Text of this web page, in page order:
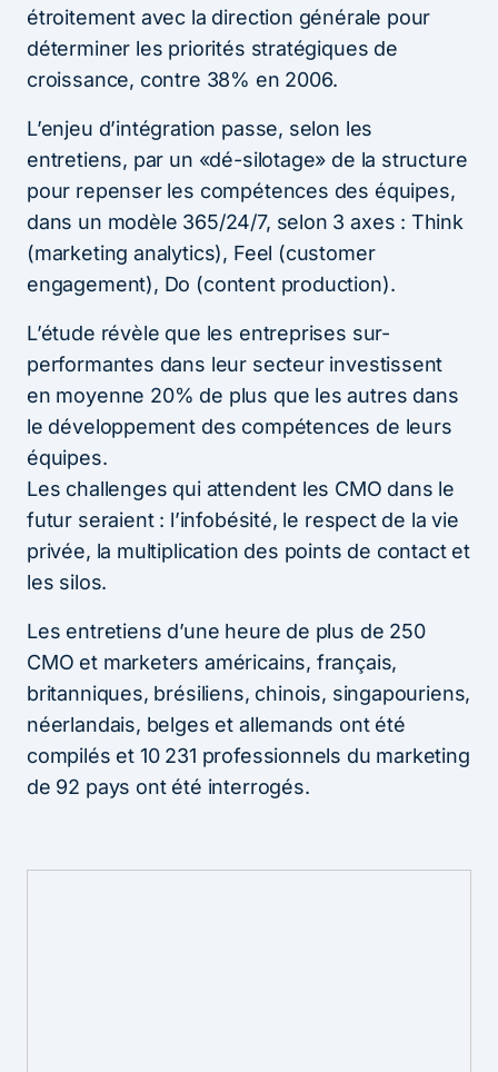
étroitement avec la direction générale pour
déterminer les priorités stratégiques de
croissance, contre 38% en 2006.
L’enjeu d’intégration passe, selon les
entretiens, par un «dé-silotage» de la structure
pour repenser les compétences des équipes,
dans un modèle 365/24/7, selon 3 axes : Think
(marketing analytics), Feel (customer
engagement), Do (content production).
L’étude révèle que les entreprises sur-
performantes dans leur secteur investissent
en moyenne 20% de plus que les autres dans
le développement des compétences de leurs
équipes.
Les challenges qui attendent les CMO dans le
futur seraient : l’infobésité, le respect de la vie
privée, la multiplication des points de contact et
les silos.
Les entretiens d’une heure de plus de 250
CMO et marketers américains, français,
britanniques, brésiliens, chinois, singapouriens,
néerlandais, belges et allemands ont été
compilés et 10 231 professionnels du marketing
de 92 pays ont été interrogés.